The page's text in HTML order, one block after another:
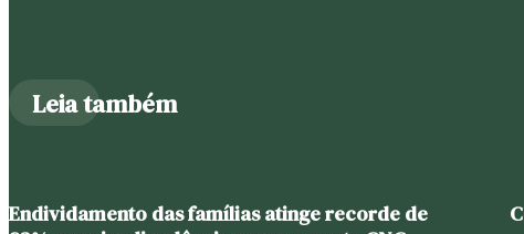
Leia também
Endividamento das famílias atinge recorde de